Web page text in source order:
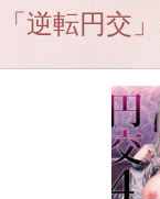
「逆転円交